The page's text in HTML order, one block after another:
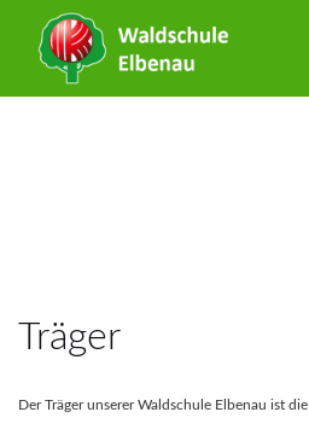
Inhalt
springen
Träger
Der Träger unserer Waldschule Elbenau ist die